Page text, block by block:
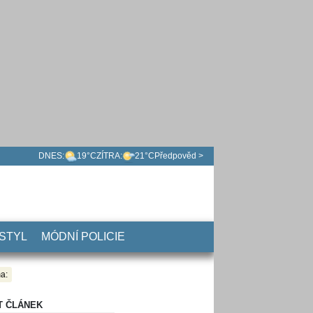
DNES: 19°CZÍTRA: 21°C Předpověd >
MÓDNÍ POLICIE
ČLÁNEK